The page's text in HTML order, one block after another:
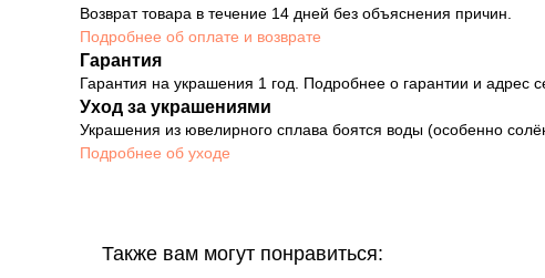
Возврат товара в течение 14 дней без объяснения причин.
Подробнее об оплате и возврате
Гарантия
Гарантия на украшения 1 год. Подробнее о гарантии и адрес
Уход за украшениями
Украшения из ювелирного сплава боятся воды (особенно
Подробнее об уходе
Также вам могут понравиться: